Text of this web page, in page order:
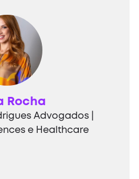
Rocha
Advogados |
e Healthcare